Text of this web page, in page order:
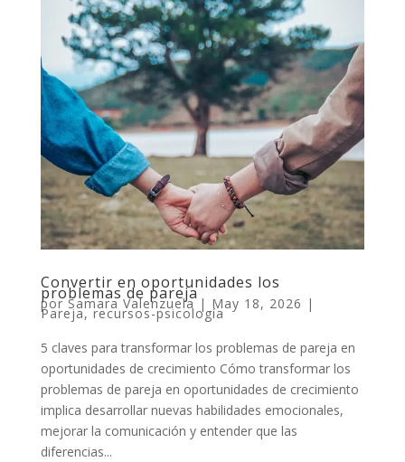
Convertir en oportunidades los
problemas de pareja
porSamara Valenzuela| May 18, 2026 |
Pareja,recursos-psicología
5 claves para transformar los problemas de pareja en
oportunidades de crecimiento Cómo transformar los
problemas de pareja en oportunidades de crecimiento
implica desarrollar nuevas habilidades emocionales,
mejorar la comunicación y entender que las
diferencias...